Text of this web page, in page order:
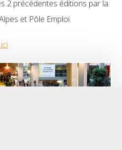
2 précédentes éditions par la
et Pôle Emploi.